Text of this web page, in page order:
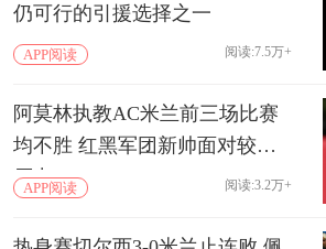
仍可行的引援选择之一
APP阅读 阅读:7.5万+
阿莫林执教AC米兰前三场比赛
均不胜 红黑军团新帅面对较大
压力
APP阅读 阅读:3.2万+